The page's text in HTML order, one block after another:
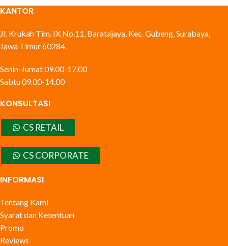
KANTOR
Jl. Krukah Tim. IX No.11, Baratajaya, Kec. Gubeng, Surabaya,
Jawa Timur 60284.
Senin-Jumat 09.00-17.00
Sabtu 09.00-14.00
KONSULTASI
CS RETAIL
CS CORPORATE
INFORMASI
Tentang Kami
Syarat dan Ketentuan
Promo
Reviews